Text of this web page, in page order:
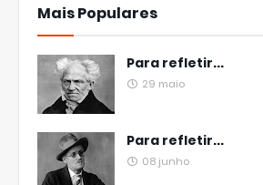
Mais Populares
Para refletir...
29 maio
Para refletir...
08 junho